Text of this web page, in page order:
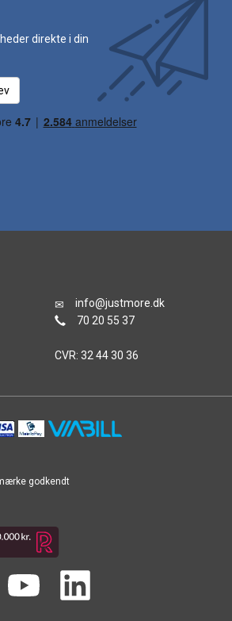
direkte i din
info@justmore.dk
70 20 55 37
CVR: 32 44 30 36
godkendt